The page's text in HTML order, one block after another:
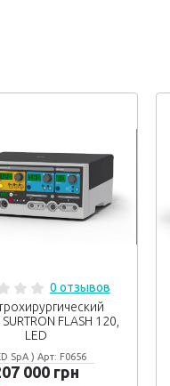
0 отзывов
FLASH 120,
LED
SpA ) Арт: F0656
000 грн